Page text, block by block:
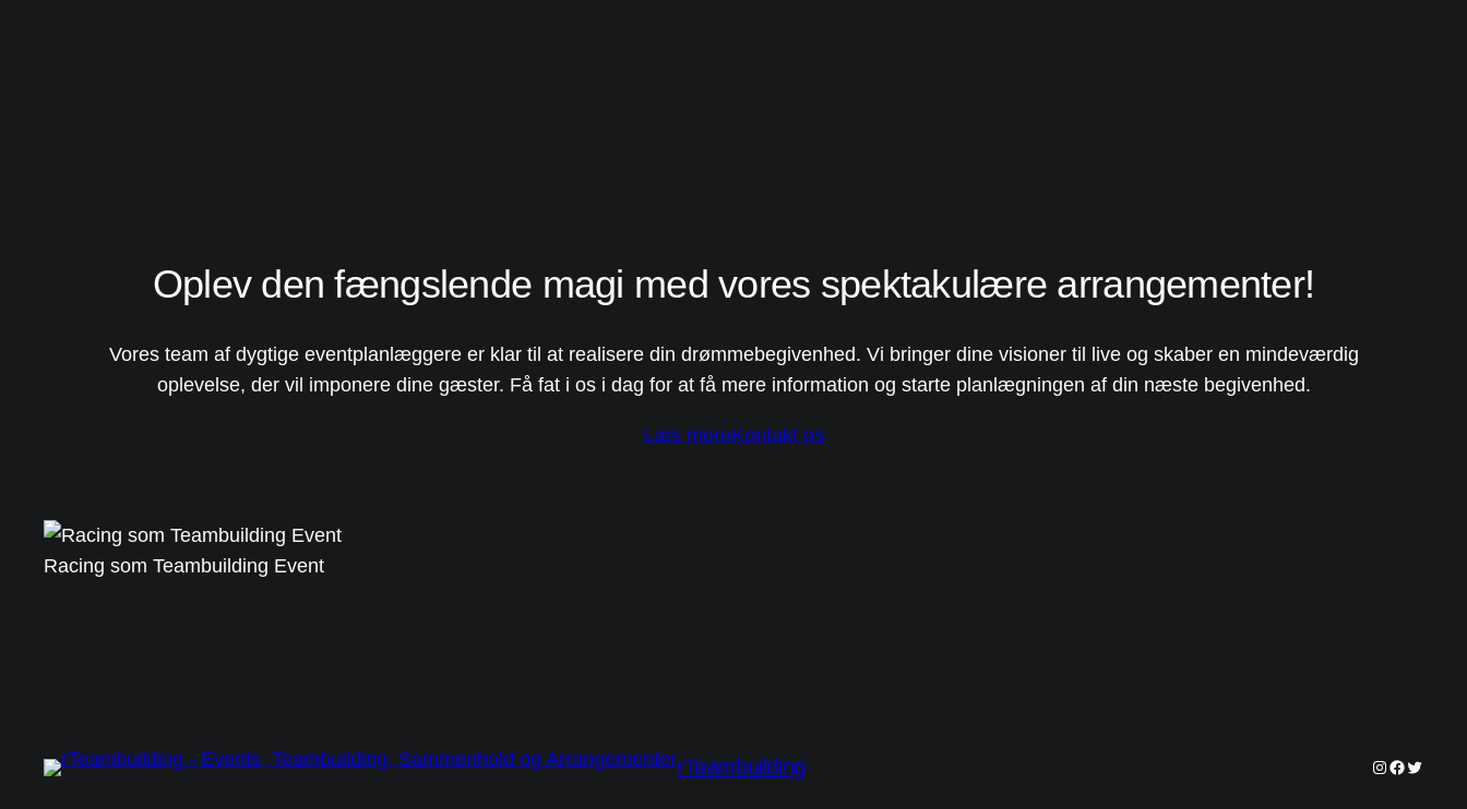
Oplev den fængslende magi med vores spektakulære arrangementer!
Vores team af dygtige eventplanlæggere er klar til at realisere din drømmebegivenhed. Vi bringer dine visioner til live og skaber en mindeværdig
oplevelse, der vil imponere dine gæster. Få fat i os i dag for at få mere information og starte planlægningen af din næste begivenhed.
Læs mereKontakt os
Racing som Teambuilding Event
rTeambuilding Instagram
Facebook
Twitter